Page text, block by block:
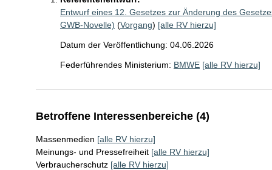
Entwurf eines 12. Gesetzes zur Änderung des
GWB-Novelle) (Vorgang) [alle RV hierzu]
Datum der Veröffentlichung: 04.06.2026
Federführendes Ministerium: BMWE [alle RV hierzu]
Betroffene Interessenbereiche (4)
Massenmedien [alle RV hierzu]
Meinungs- und Pressefreiheit [alle RV hierzu]
Verbraucherschutz [alle RV hierzu]